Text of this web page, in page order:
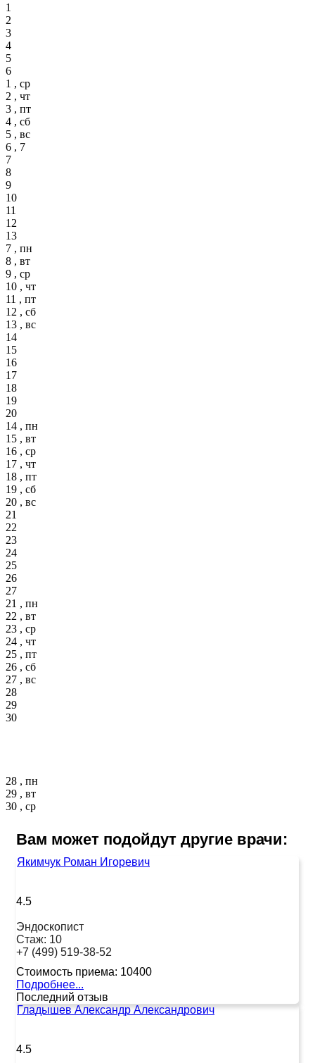
1
2
3
4
5
6
1 , ср
2 , чт
3 , пт
4 , сб
5 , вс
6 , 7
7
8
9
10
11
12
13
7 , пн
8 , вт
9 , ср
10 , чт
11 , пт
12 , сб
13 , вс
14
15
16
17
18
19
20
14 , пн
15 , вт
16 , ср
17 , чт
18 , пт
19 , сб
20 , вс
21
22
23
24
25
26
27
21 , пн
22 , вт
23 , ср
24 , чт
25 , пт
26 , сб
27 , вс
28
29
30
28 , пн
29 , вт
30 , ср
Вам может подойдут другие врачи:
Якимчук Роман Игоревич
4.5
Эндоскопист
Стаж: 10
+7 (499) 519-38-52
Стоимость приема: 10400
Подробнее...
Последний отзыв
Гладышев Александр Александрович
4.5